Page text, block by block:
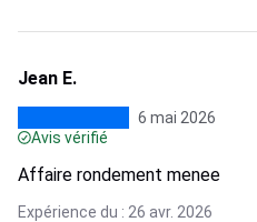
Jean E.
6 mai 2026
Avis vérifié
Affaire rondement menee
Expérience du : 26 avr. 2026